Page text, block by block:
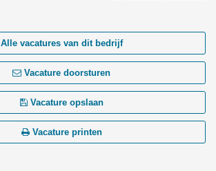
Alle vacatures van dit bedrijf
Vacature doorsturen
Vacature opslaan
Vacature printen